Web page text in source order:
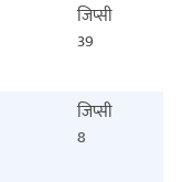
जिप्सी
39
जिप्सी
8